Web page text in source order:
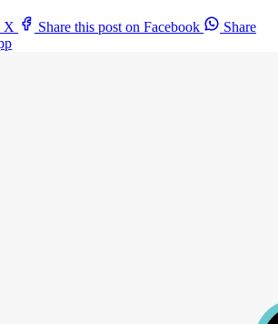
X
Share this post on Facebook
Share